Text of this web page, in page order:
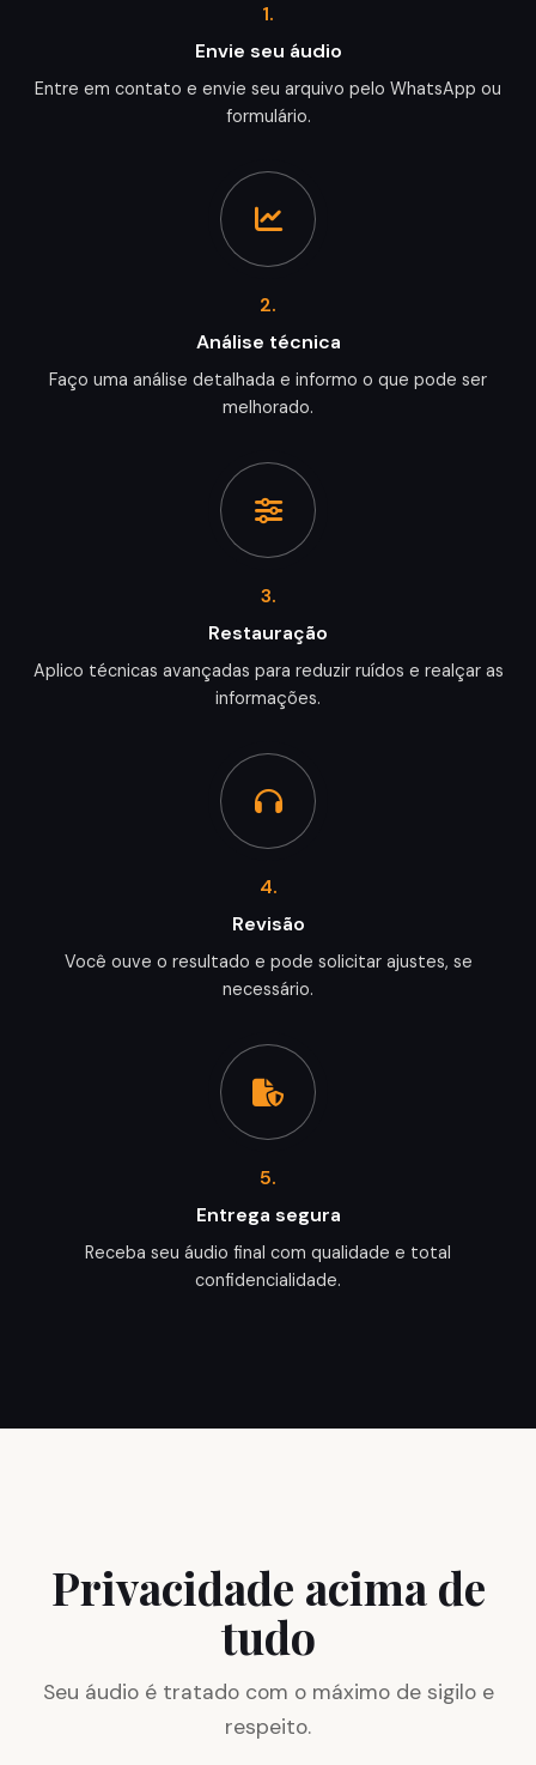
1.
Envie seu áudio
Entre em contato e envie seu arquivo pelo WhatsApp ou
formulário.
2.
Análise técnica
Faço uma análise detalhada e informo o que pode ser
melhorado.
3.
Restauração
Aplico técnicas avançadas para reduzir ruídos e realçar as
informações.
4.
Revisão
Você ouve o resultado e pode solicitar ajustes, se
necessário.
5.
Entrega segura
Receba seu áudio final com qualidade e total
confidencialidade.
Privacidade acima de
tudo
Seu áudio é tratado com o máximo de sigilo e
respeito.